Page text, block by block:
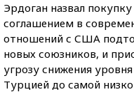
Эрдоган назвал
соглашением в
отношений с США
новых союзников, и
угрозу снижения
Турцией до самой